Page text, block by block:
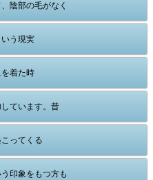
陰部の毛がなく
う現実
着た時
ています。昔
ってくる
印象をもつ方も